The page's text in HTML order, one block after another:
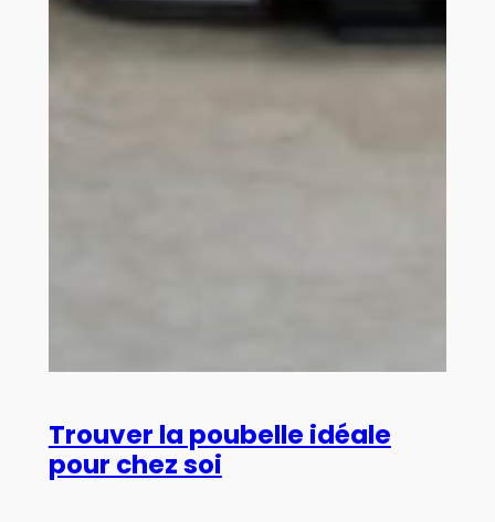
Trouver la poubelle idéale
pour chez soi